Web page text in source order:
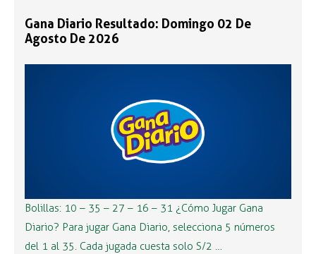
Gana Diario Resultado: Domingo 02 De
Agosto De 2026
Bolillas: 10 – 35 – 27 – 16 – 31 ¿Cómo Jugar Gana
Diario? Para jugar Gana Diario, selecciona 5 números
del 1 al 35. Cada jugada cuesta solo S/2 …